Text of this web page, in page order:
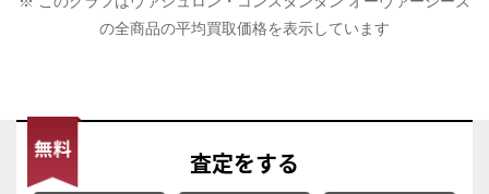
の全商品の平均買取価格を表示しています
査定をする